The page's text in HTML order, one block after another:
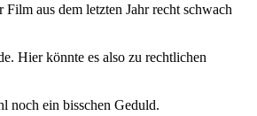
aus dem letzten Jahr recht schwach
Hier könnte es also zu rechtlichen
noch ein bisschen Geduld.